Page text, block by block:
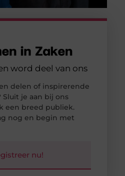
word deel van ons
delen of inspirerende
je aan bij ons
een breed publiek.
nog en begin met
nu!